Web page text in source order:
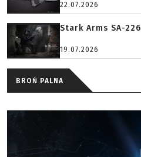
22.07.2026
Stark Arms SA-
19.07.2026
BROŃ PALNA